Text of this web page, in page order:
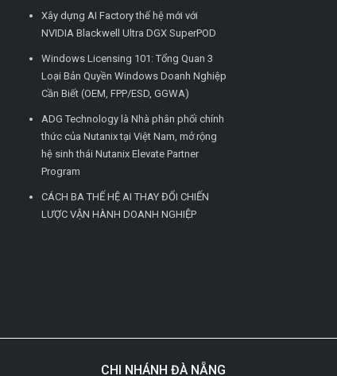
Xây dựng AI Factory thế hệ mới với
NVIDIA Blackwell Ultra DGX SuperPOD
Windows Licensing 101: Tổng Quan 3
Loại Bản Quyền Windows Doanh Nghiệp
Cần Biết (OEM, FPP/ESD, GGWA)
ADG Technology là Nhà phân phối chính
thức của Nutanix tại Việt Nam, mở rộng
hệ sinh thái Nutanix Elevate Partner
Program
CÁCH BA THẾ HỆ AI THAY ĐỔI CHIẾN
LƯỢC VẬN HÀNH DOANH NGHIỆP
CHI NHÁNH ĐÀ NẴNG